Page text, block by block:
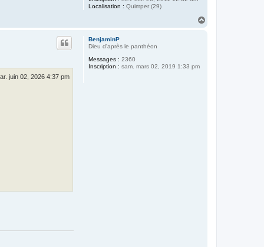
Localisation : Quimper (29)
BenjaminP
Dieu d'après le panthéon
Messages : 2360
Inscription : sam. mars 02, 2019 1:33 pm
juin 02, 2026 4:37 pm